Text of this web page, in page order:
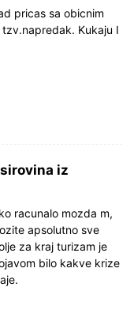
pricas sa obicnim
Kukaju I
iz
racunalo mozda m,
apsolutno sve
za kraj turizam je
bilo kakve krize